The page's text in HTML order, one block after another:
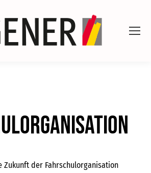
Zukunft der Fahrschulorganisation